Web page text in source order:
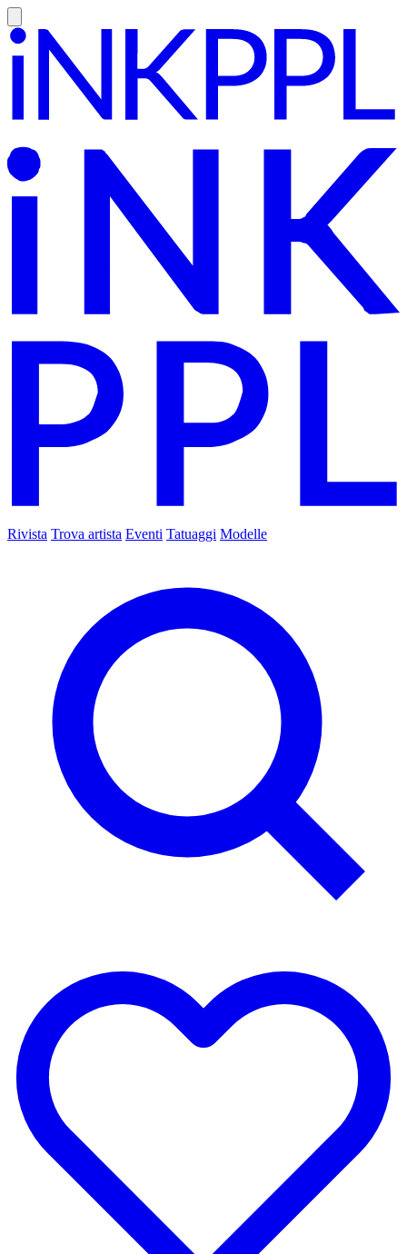
Rivista Trova artista Eventi Tatuaggi Modelle